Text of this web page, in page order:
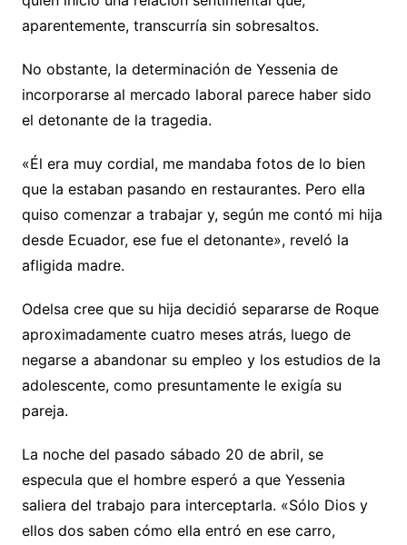
aparentemente, transcurría sin sobresaltos.
No obstante, la determinación de Yessenia de
incorporarse al mercado laboral parece haber sido
el detonante de la tragedia.
«Él era muy cordial, me mandaba fotos de lo bien
que la estaban pasando en restaurantes. Pero ella
quiso comenzar a trabajar y, según me contó mi hija
desde Ecuador, ese fue el detonante», reveló la
afligida madre.
Odelsa cree que su hija decidió separarse de Roque
aproximadamente cuatro meses atrás, luego de
negarse a abandonar su empleo y los estudios de la
adolescente, como presuntamente le exigía su
pareja.
La noche del pasado sábado 20 de abril, se
especula que el hombre esperó a que Yessenia
saliera del trabajo para interceptarla. «Sólo Dios y
ellos dos saben cómo ella entró en ese carro,